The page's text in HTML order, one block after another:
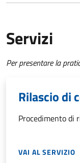
Servizi
Per presentare la
Rilascio di
Procedimento di
VAI AL SERVIZIO